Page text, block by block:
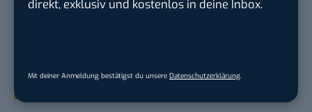
direkt, exklusiv und kostenlos in deine Inbox.
Mit deiner Anmeldung bestätigst du unsere Datenschutzerklärung.